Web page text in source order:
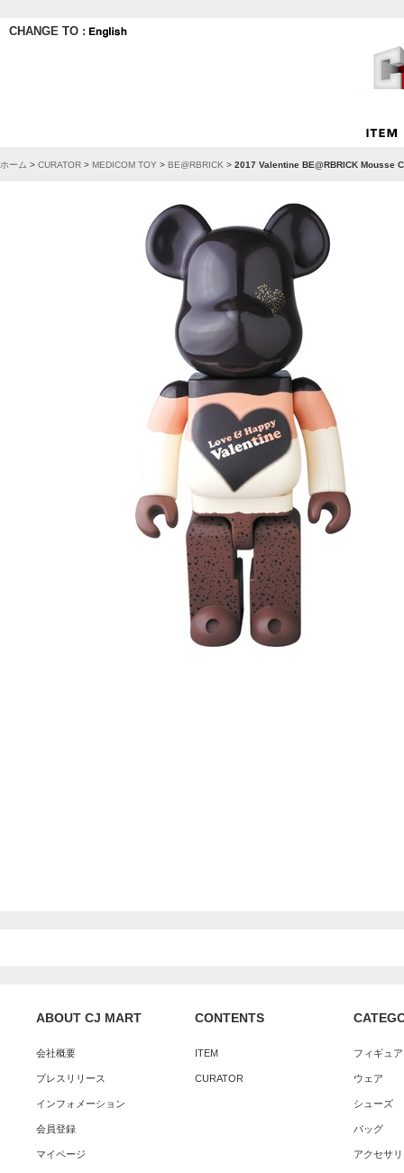
CHANGE TO :
ホーム > CURATOR > MEDICOM TOY > BE@RBRICK > 2017 Valentine BE@RBRICK Mousse
ABOUT CJ MART
会社概要
プレスリリース
インフォメーション
会員登録
マイページ
CONTENTS
ITEM
CURATOR
フィギュ
ウェア
シューズ
バッグ
アクセサ